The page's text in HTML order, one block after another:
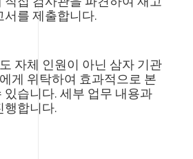
서를 제출합니다.
자체 인원이 아닌 삼자 기관
게 위탁하여 효과적으로 본
있습니다. 세부 업무 내용과
행합니다.